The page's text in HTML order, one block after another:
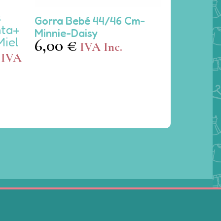
El
IVA
Este
producto
tiene
múltiples
producto
Gorra Bebé 44/46 Cm-
Minnie-Daisy
6,00 € IVA Inc.